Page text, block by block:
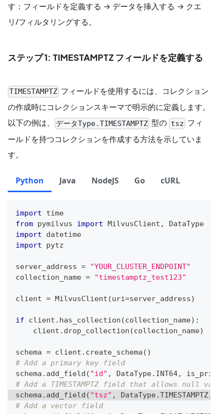
す：フィールドを定義する → データを挿入する → クエ
リ/フィルタリングする。
ステップ 1: TIMESTAMPTZ フィールドを定義する
TIMESTAMPTZ フィールドを使用するには、コレクション
の作成時にコレクションスキーマで明示的に定義します。
以下の例は、
データType.TIMESTAMPTZ 型の tsz フィ
ールドを持つコレクションを作成する方法を示していま
す。
Python Java NodeJS Go cURL
import time
from pymilvus import MilvusClient ,
DataType
import datetime
import pytz
server_address =
"YOUR_CLUSTER_ENDPOINT"
collection_name = "timestamptz_test123"
client = MilvusClient (uri=server_address)
if client . has_collection (collection_name) :
    client
. drop_collection (collection_name)
schema = client . create_schema ( )
# Add a primary key field
schema . add_field ( "id" , DataType. INT64,
# Add a TIMESTAMPTZ field that allows null
schema . add_field ( "tsz" , DataType.TIMESTAMPTZ,
# Add a vector field